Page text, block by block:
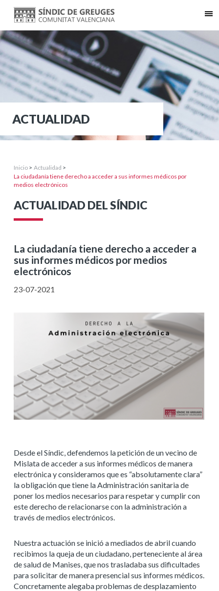
ACTUALIDAD
Inicio > Actualidad >
La ciudadanía tiene derecho a acceder a sus informes médicos por
medios electrónicos
ACTUALIDAD DEL SÍNDIC
La ciudadanía tiene derecho a acceder a
sus informes médicos por medios
electrónicos
23-07-2021
Desde el Síndic, defendemos la petición de un vecino de
Mislata de acceder a sus informes médicos de manera
electrónica y consideramos que es “absolutamente clara”
la obligación que tiene la Administración sanitaria de
poner los medios necesarios para respetar y cumplir con
este derecho de relacionarse con la administración a
través de medios electrónicos.
Nuestra actuación se inició a mediados de abril cuando
recibimos la queja de un ciudadano, perteneciente al área
de salud de Manises, que nos trasladaba sus dificultades
para solicitar de manera presencial sus informes médicos.
Concretamente alegaba problemas de desplazamiento